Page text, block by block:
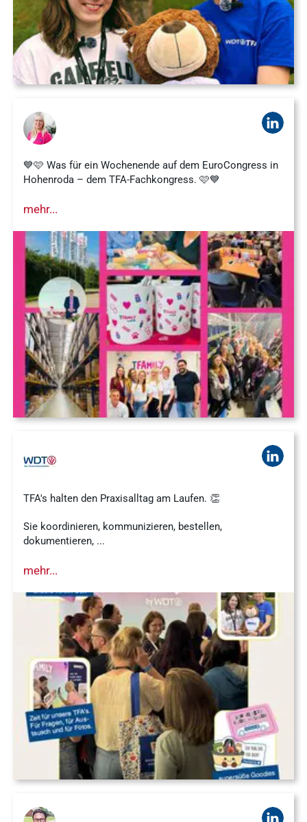
Tierarztbedarf
Ergebnisse
anzeigen
vitofyllin
Ergebnisse
anzeigen
Praxissoftware
Ergebnisse
anzeigen
Arzneimittel
Ergebnisse
anzeigen
novaderma
Ergebnisse
anzeigen
gründen
anzeigen
Ergebnisse
anzeigen
Nachhaltigkeit
Ergebnisse
anzeigen
WDT Info
Ergebnisse
anzeigen
Schnellzugriff
Service &
Kontakt
WDT-Marktplatz
WDT-
Mitgliedschaft
Produktion
News & Socials
WDT-Gruppe
Marktplatz
vetlog.one
💙🩷 Was für ein Wochenende auf dem EuroCongress in
Hohenroda – dem TFA-Fachkongress. 🩷💙
mehr...
TFA's halten den Praxisalltag am Laufen. 👏
Sie koordinieren, kommunizieren, bestellen,
dokumentieren, ...
mehr...